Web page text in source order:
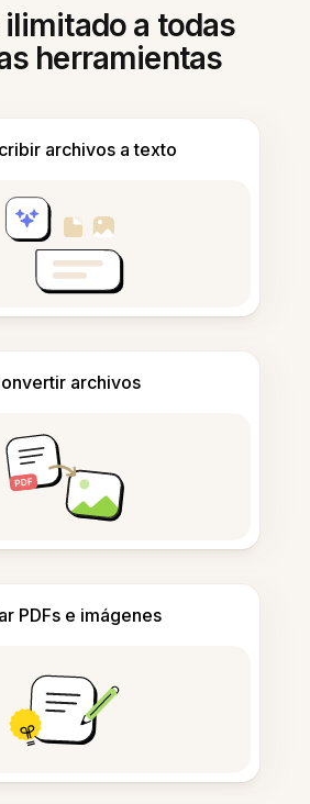
a todas
herramientas
archivos a texto
archivos
PDFs e imágenes